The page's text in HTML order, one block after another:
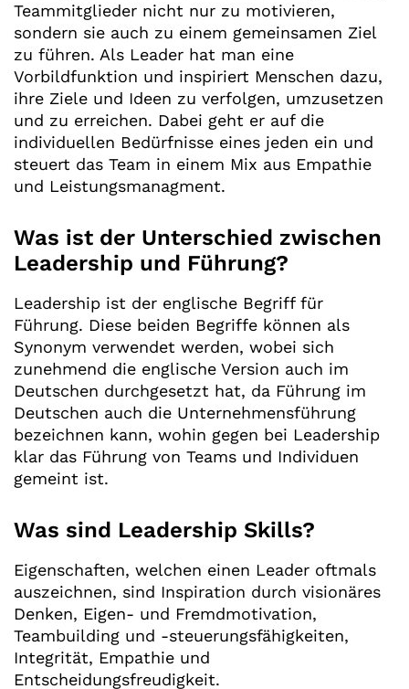
Teammitglieder nicht nur zu motivieren,
sondern sie auch zu einem gemeinsamen Ziel
zu führen. Als Leader hat man eine
Vorbildfunktion und inspiriert Menschen dazu,
ihre Ziele und Ideen zu verfolgen, umzusetzen
und zu erreichen. Dabei geht er auf die
individuellen Bedürfnisse eines jeden ein und
steuert das Team in einem Mix aus Empathie
und Leistungsmanagment.
Was ist der Unterschied zwischen
Leadership und Führung?
Leadership ist der englische Begriff für
Führung. Diese beiden Begriffe können als
Synonym verwendet werden, wobei sich
zunehmend die englische Version auch im
Deutschen durchgesetzt hat, da Führung im
Deutschen auch die Unternehmensführung
bezeichnen kann, wohin gegen bei Leadership
klar das Führung von Teams und Individuen
gemeint ist.
Was sind Leadership Skills?
Eigenschaften, welchen einen Leader oftmals
auszeichnen, sind Inspiration durch visionäres
Denken, Eigen- und Fremdmotivation,
Teambuilding und -steuerungsfähigkeiten,
Integrität, Empathie und
Entscheidungsfreudigkeit.